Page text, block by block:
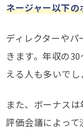
ネージャー以下
ディレクターや
きます。年収の
える人も多いでし
また、ボーナス
評価会議によって